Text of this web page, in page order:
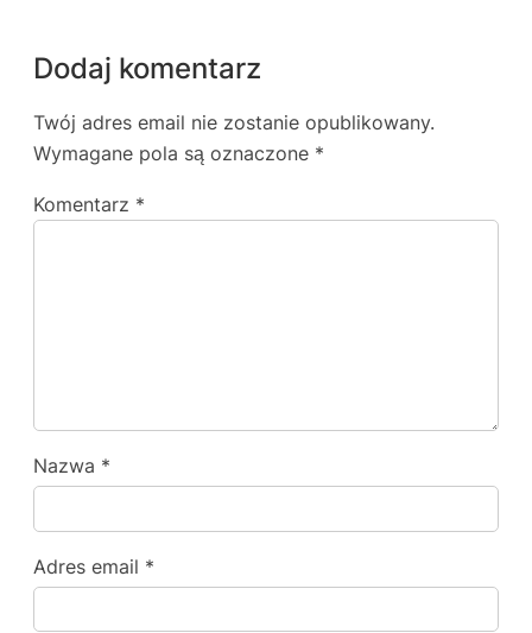
Dodaj komentarz
Twój adres email nie zostanie opublikowany.
Wymagane pola są oznaczone *
Komentarz *
Nazwa *
Adres email *